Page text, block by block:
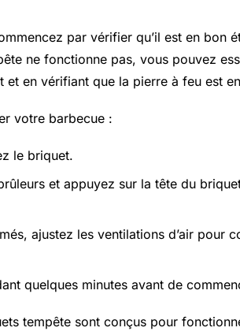
par vérifier qu’il est en bon
ne fonctionne pas, vous pouvez
en vérifiant que la pierre à feu est
votre barbecue :
le briquet.
et appuyez sur la tête du
ajustez les ventilations d’air pour
quelques minutes avant de
tempête sont conçus pour